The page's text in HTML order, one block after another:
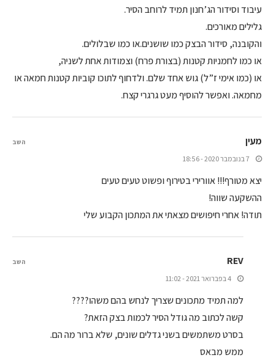
עיבוד וסידור הג’חנון תמיד לרוחב הסיר.
גלילים מאורכים.
והקובנה, סידור הבצק כמו שושנים.או כמו שבלולים.
או כמו לחמניות קטנות (בצורת פרח) וצמודות אחת לשניה,
או (כמו אימי ז”ל) גוש אחד שלם. ולדחוף לתוכו קוביות קטנות חמאה או
מחמאה. ואפשר להוסיף מעט גרגרי קצח.
מעין
7 בנובמבר 2020 - 18:56
יצא מטורף!!! אוורירי בטירוף ופשוט טעים טעים
ההשקעה שווה!
תודה! אחרי חיפושים מצאתי את המתכון הקבוע שלי
השב
REV
4 בפברואר 2021 - 11:02
למה תמיד מתכונים שצריך לנחש בהם משהו????
קשה לכתוב מה גודל הסיר לכמות בצק הזאת?
בסרט משתמשים בשני גדלים שונים, שלא ברור מה הם.
ממש מבאס
השב